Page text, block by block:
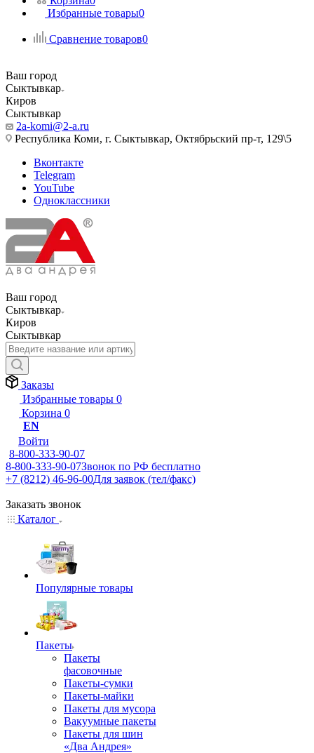
Избранные товары0
Сравнение товаров0
Ваш город
Сыктывкар
Киров
Сыктывкар
2a-komi@2-a.ru
Республика Коми, г. Сыктывкар, Октябрьский пр-т, 129\5
Вконтакте
Telegram
YouTube
Одноклассники
Ваш город
Сыктывкар
Киров
Сыктывкар
Заказы
Избранные товары 0
Корзина 0
EN
Войти
8-800-333-90-07
8-800-333-90-07Звонок по РФ бесплатно
+7 (8212) 46-96-00Для заявок (тел/факс)
Заказать звонок
Каталог
Популярные товары
Пакеты
Пакеты
фасовочные
Пакеты-сумки
Пакеты-майки
Пакеты для мусора
Вакуумные пакеты
Пакеты для шин
«Два Андрея»